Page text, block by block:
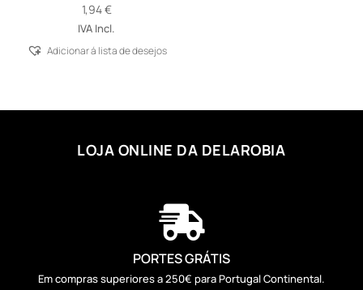
1,94€
IVA Incl.
Adicionar á lista de desejos
LOJA ONLINE DA DELAROBIA

PORTES GRÁTIS
Em compras superiores a 250€ para Portugal Continental.